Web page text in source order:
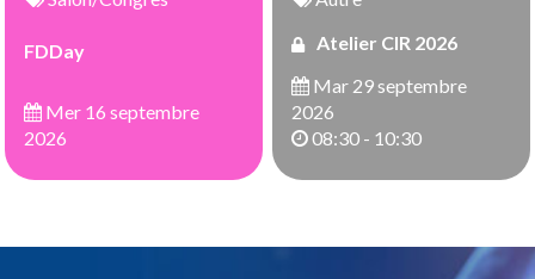
FDDay
Mer 16 septembre
2026
Atelier CIR 2026
Mar 29 septembre
2026
08:30 - 10:30